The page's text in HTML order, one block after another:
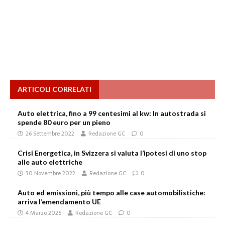
ARTICOLI CORRELATI
Auto elettrica, fino a 99 centesimi al kw: In autostrada si
spende 80 euro per un pieno
26 Settembre 2022 Redazione GC 0
Crisi Energetica, in Svizzera si valuta l’ipotesi di uno stop
alle auto elettriche
30 Novembre 2022 Redazione GC 0
Auto ed emissioni, più tempo alle case automobilistiche:
arriva l’emendamento UE
4 Marzo 2025 Redazione GC 0